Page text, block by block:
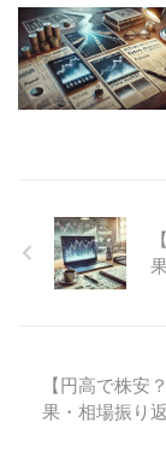
【円高で株安
果・相場振り